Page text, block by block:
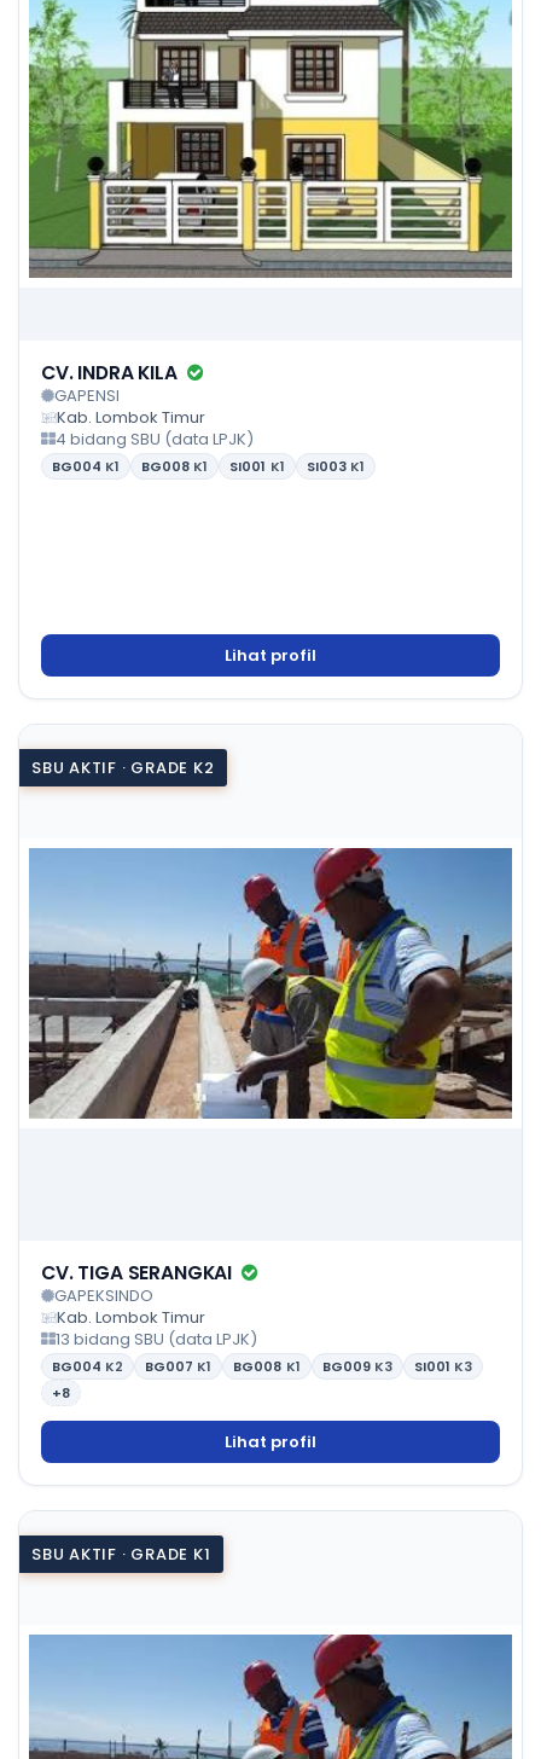
CV. INDRA KILA
GAPENSI
Kab. Lombok Timur
4 bidang SBU (data LPJK)
BG004 K1 BG008 K1 SI001 K1 SI003 K1
Lihat profil
SBU AKTIF · GRADE K2
CV. TIGA SERANGKAI
GAPEKSINDO
Kab. Lombok Timur
13 bidang SBU (data LPJK)
BG004 K2 BG007 K1 BG008 K1 BG009 K3 SI001 K3
+8
Lihat profil
SBU AKTIF · GRADE K1